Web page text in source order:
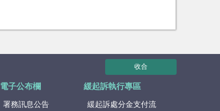
收合
電子公布欄
署務訊息公告
緩起訴執行專區
緩起訴處分金支付流